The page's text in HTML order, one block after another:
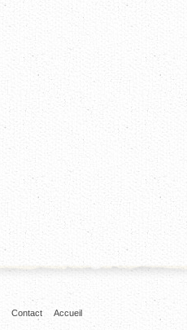
Accueil
Contact